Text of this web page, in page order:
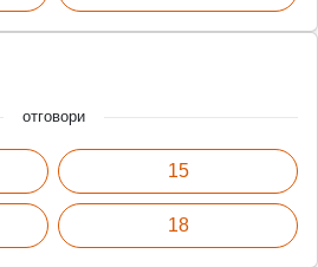
отговори
15
18